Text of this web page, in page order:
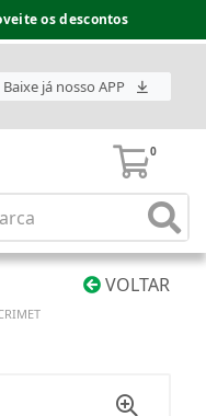
os descontos
Baixe já nosso APP
0
VOLTAR